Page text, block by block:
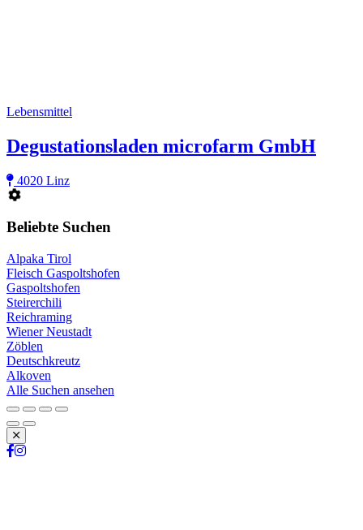
Lebensmittel
Degustationsladen microfarm GmbH
4020 Linz
Beliebte Suchen
Alpaka Tirol
Fleisch Gaspoltshofen
Gaspoltshofen
Steirerchili
Reichraming
Wiener Neustadt
Zöblen
Deutschkreutz
Alkoven
Alle Suchen ansehen
Schließen